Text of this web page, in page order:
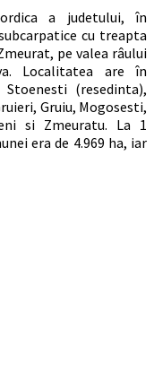
a judetului, în
cu treapta
pe valea râului
Localitatea are în
(resedinta),
Gruiu, Mogosesti,
si Zmeuratu. La 1
era de 4.969 ha, iar